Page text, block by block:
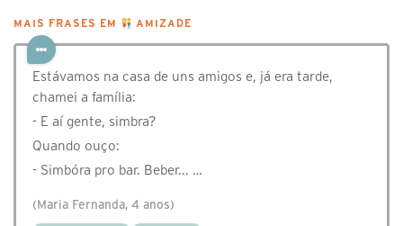
MAIS FRASES EM AMIZADE
Estávamos na casa de uns amigos e, já era tarde,
chamei a família:
- E aí gente, simbra?
Quando ouço:
- Simbóra pro bar. Beber... …
(Maria Fernanda, 4 anos)